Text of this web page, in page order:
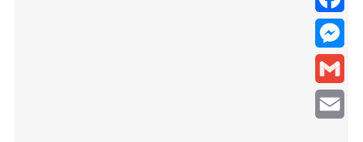
Gmail